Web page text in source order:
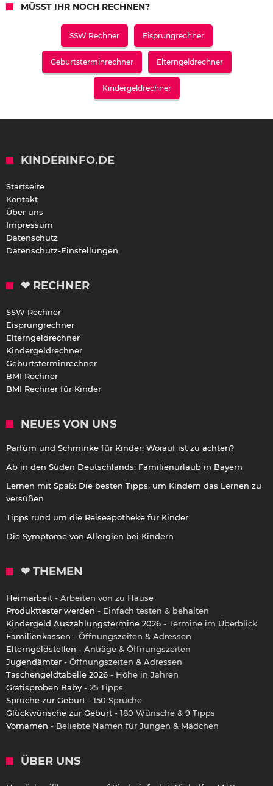
MÜSST IHR NOCH RECHNEN?
SSW Rechner Eisprungrechner
Geburtsterminrechner Elterngeldrechner
Kindergeldrechner
KINDERINFO.DE
Startseite
Kontakt
Über uns
Impressum
Datenschutz
Datenschutz-Einstellungen
❤ RECHNER
SSW Rechner
Eisprungrechner
Elterngeldrechner
Kindergeldrechner
Geburtsterminrechner
BMI Rechner
BMI Rechner für Kinder
NEUES VON UNS
Parfüm und Schminke für Kinder: Worauf ist zu achten?
Ab in den Süden Deutschlands: Familienurlaub in Bayern
Lernen mit Spaß: Die besten Tipps, um Kindern das Lernen zu
versüßen
Tipps rund um die Reiseapotheke für Kinder
Die Symptome von Allergien bei Kindern
❤ THEMEN
Heimarbeit - Arbeiten von zu Hause
Produkttester werden - Einfach testen & behalten
Kindergeld Auszahlungstermine 2026 - Termine im Überblick
Familienkassen - Öffnungszeiten & Adressen
Elterngeldstellen - Anträge & Öffnungszeiten
Jugendämter - Öffnungszeiten & Adressen
Taschengeldtabelle 2026 - Höhe in Jahren
Gratisproben Baby - 25 Tipps
Sprüche zur Geburt - 150 Sprüche
Glückwünsche zur Geburt - 180 Wünsche & 9 Tipps
Vornamen - Beliebte Namen für Jungen & Mädchen
ÜBER UNS